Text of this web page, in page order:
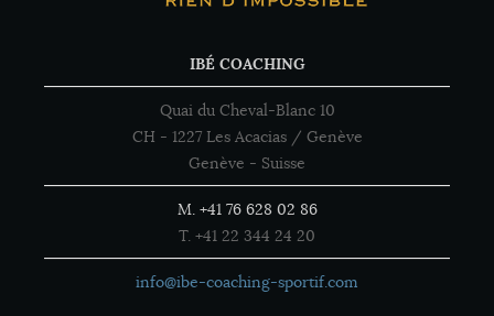
IBÉ COACHING
Quai du Cheval-Blanc 10
CH - 1227 Les Acacias / Genève
Genève - Suisse
M. +41 76 628 02 86
T. +41 22 344 24 20
info@ibe-coaching-sportif.com